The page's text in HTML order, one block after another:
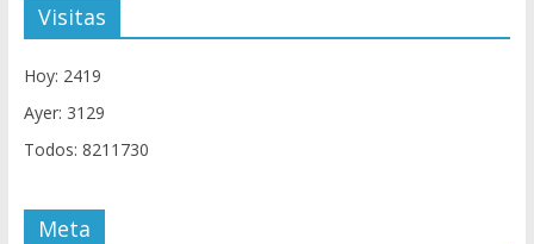
Visitas
Hoy: 2419
Ayer: 3129
Todos: 8211730
Meta